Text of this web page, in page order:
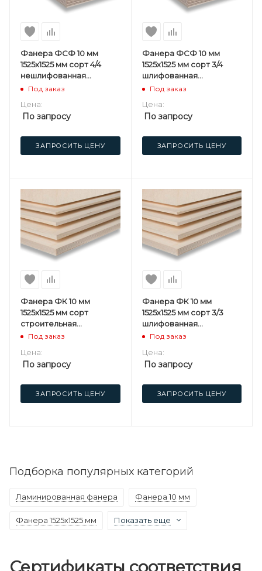
Фанера ФСФ 10 мм
1525х1525 мм сорт 4/4
нешлифованная
березовая
Под заказ
Цена:
По запросу
ЗАПРОСИТЬ ЦЕНУ
Фанера ФСФ 10 мм
1525х1525 мм сорт 3/4
шлифованная
березовая
Под заказ
Цена:
По запросу
ЗАПРОСИТЬ ЦЕНУ
Фанера ФК 10 мм
1525х1525 мм сорт
строительная
нешлифованная
Под заказ
Цена:
По запросу
ЗАПРОСИТЬ ЦЕНУ
Фанера ФК 10 мм
1525х1525 мм сорт 3/3
шлифованная
березовая
Под заказ
Цена:
По запросу
ЗАПРОСИТЬ ЦЕНУ
Подборка популярных категорий
Ламинированная фанера Фанера 10 мм
Фанера 1525х1525 мм Показать еще
Сертификаты соответствия